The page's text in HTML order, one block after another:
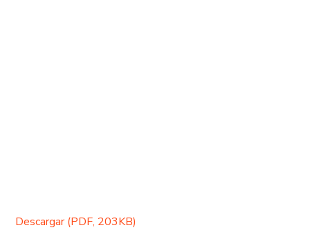
Descargar (PDF, 203KB)